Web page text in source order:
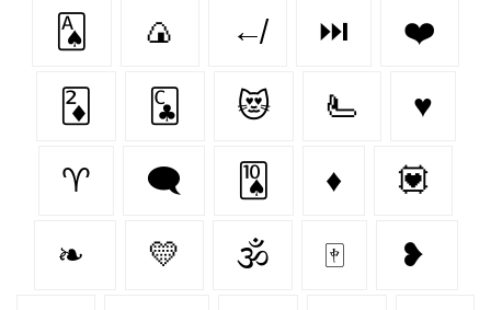
🂡 🍙 ↚ ⏭ ❤️
🃂 🃜 😻 🫷 ♥️
♈︎ 🗨 🂪 ♦ 💟
❧ 💛 🕉 🀄 ❥